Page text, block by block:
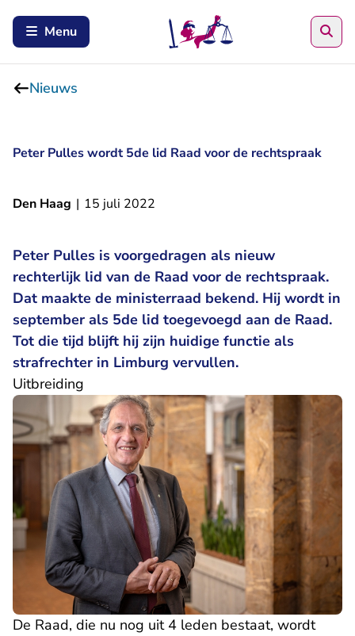
Menu
Nieuws
Peter Pulles wordt 5de lid Raad voor de rechtspraak
Den Haag | 15 juli 2022
Peter Pulles is voorgedragen als nieuw
rechterlijk lid van de Raad voor de rechtspraak.
Dat maakte de ministerraad bekend. Hij wordt in
september als 5de lid toegevoegd aan de Raad.
Tot die tijd blijft hij zijn huidige functie als
strafrechter in Limburg vervullen.
Uitbreiding
De Raad, die nu nog uit 4 leden bestaat, wordt